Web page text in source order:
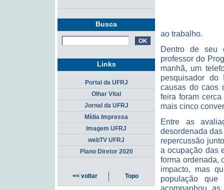
ao trabalho.
Dentro de seu
professor do
manhã, um
pesquisador do
causas do caos
feira foram
mais cinco
Entre as
desordenada
repercussão
a ocupação das
forma ordenada,
impacto, mas
população
acompanhou
Busca
Links
Portal da UFRJ
Olhar Vital
Jornal da UFRJ
Mídia Impressa
Imagem UFRJ
webTV UFRJ
Plano Diretor 2020
<< voltar Topo